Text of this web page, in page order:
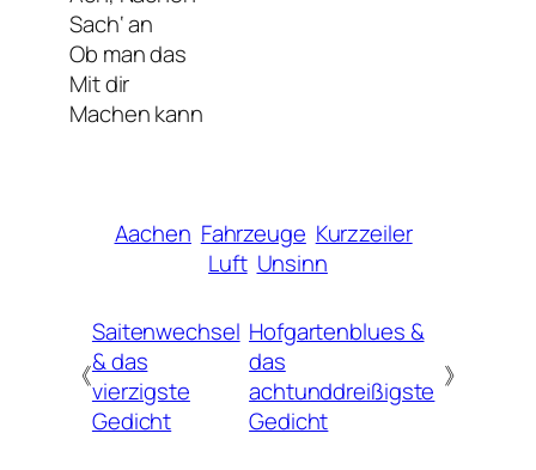
Sach‘ an
Ob man das
Mit dir
Machen kann
Aachen Fahrzeuge Kurzzeiler
Luft Unsinn
《
Saitenwechsel
& das
vierzigste
Gedicht
Hofgartenblues &
das
achtunddreißigste
Gedicht
》